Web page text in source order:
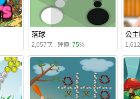
落球
2,057次 . 評價: 75%
公